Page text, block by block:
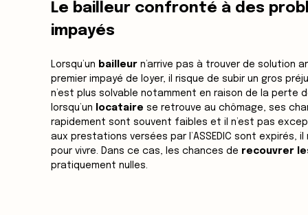
Le bailleur confronté à des
impayés
Lorsqu’un bailleur n’arrive pas à trouver de solution
premier impayé de loyer, il risque de subir un gros
n’est plus solvable notamment en raison de la perte
lorsqu’un
locataire se retrouve au chômage, ses
rapidement sont souvent faibles et il n’est pas
aux prestations versées par l’ASSEDIC sont expirés, il
pour vivre. Dans ce cas, les chances de recouvrer
pratiquement nulles.